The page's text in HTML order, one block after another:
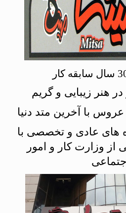
هنر زیبایی و گریم
با آخرین متد دنیا
های عادی و تخصصی با
وزارت کار و امور